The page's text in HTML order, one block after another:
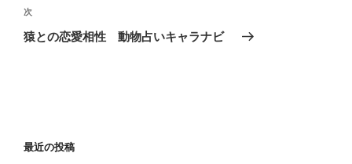
ビ
ゲ
稿
次
の
次
猿との恋愛相性 動物占いキャラナビ
最近の投稿